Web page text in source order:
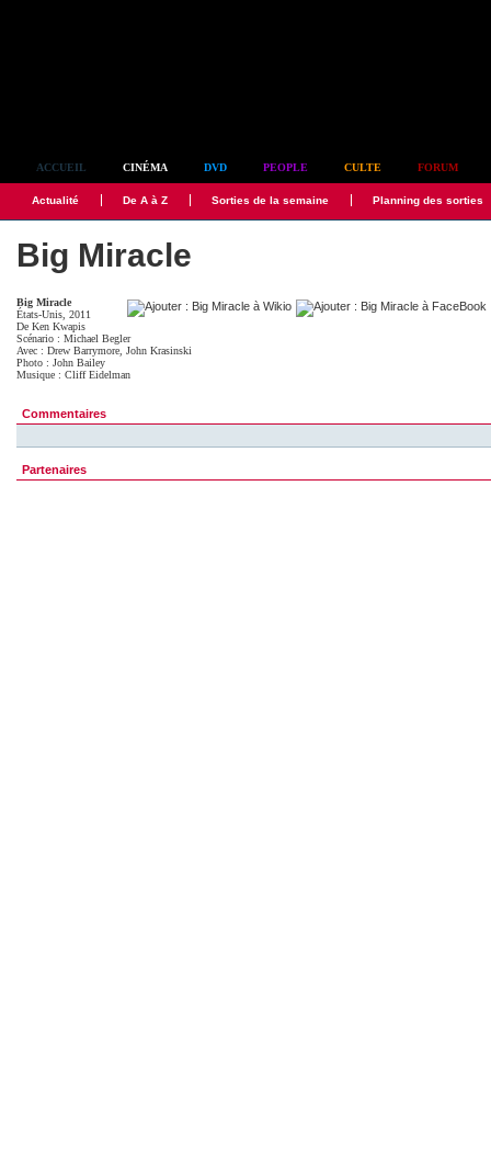
ACCUEIL CINÉMA DVD PEOPLE CULTE FORUM
Actualité De A à Z Sorties de la semaine Planning des sorties
Big Miracle
Big Miracle
États-Unis, 2011
De Ken Kwapis
Scénario : Michael Begler
Avec : Drew Barrymore John Krasinski
Photo : John Bailey
Musique : Cliff Eidelman
Commentaires
Partenaires